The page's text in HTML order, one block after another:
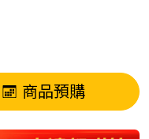
商品預購